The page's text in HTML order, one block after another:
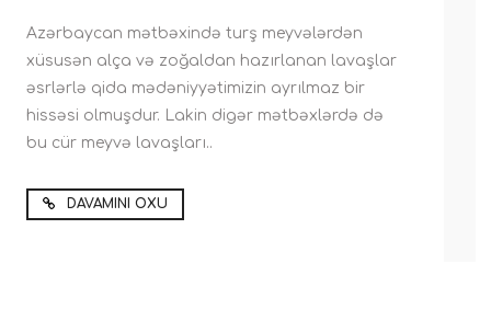
Azərbaycan mətbəxində turş meyvələrdən
xüsusən alça və zoğaldan hazırlanan lavaşlar
əsrlərlə qida mədəniyyətimizin ayrılmaz bir
hissəsi olmuşdur. Lakin digər mətbəxlərdə də
bu cür meyvə lavaşları..
DAVAMINI OXU